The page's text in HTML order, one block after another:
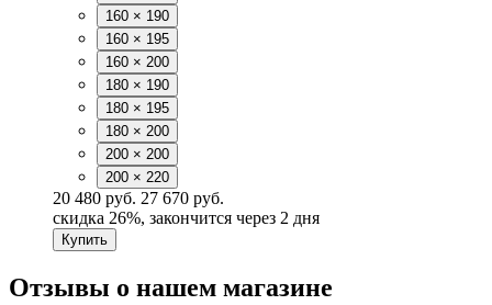
160 × 190
160 × 195
160 × 200
180 × 190
180 × 195
180 × 200
200 × 200
200 × 220
20 480 руб. 27 670 руб.
скидка 26%, закончится через 2 дня
Купить
Отзывы о нашем магазине